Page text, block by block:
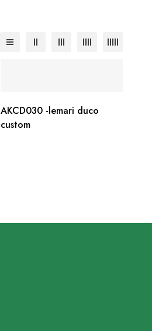
AKCD030 -lemari duco
custom